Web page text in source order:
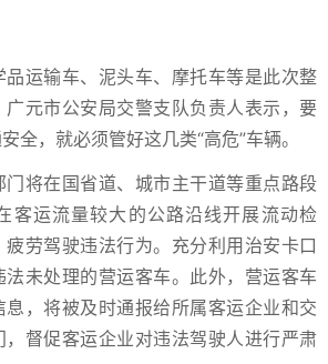
品运输车、泥头车、摩托车等是此次整
广元市公安局交警支队负责人表示，要
全，就必须管好这几类“高危”车辆。
门将在国省道、城市主干道等重点路段
客运流量较大的公路沿线开展流动检
劳驾驶违法行为。充分利用治安卡口
未处理的营运客车。此外，营运客车
，将被及时通报给所属客运企业和交
督促客运企业对违法驾驶人进行严肃